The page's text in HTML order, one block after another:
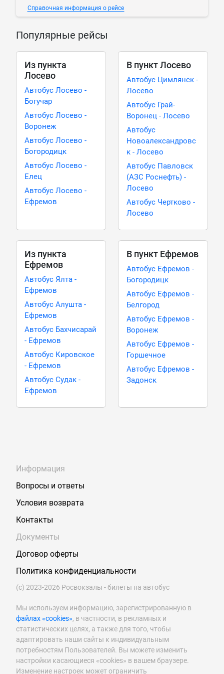
Справочная информация о рейсе
Популярные рейсы
Из пункта
Лосево
Автобус Лосево -
Богучар
Автобус Лосево -
Воронеж
Автобус Лосево -
Богородицк
Автобус Лосево -
Елец
Автобус Лосево -
Ефремов
В пункт Лосево
Автобус Цимлянск -
Лосево
Автобус Грай-
Воронец - Лосево
Автобус
Новоалександровс
к - Лосево
Автобус Павловск
(АЗС Роснефть) -
Лосево
Автобус Чертково -
Лосево
Из пункта
Ефремов
Автобус Ялта -
Ефремов
Автобус Алушта -
Ефремов
Автобус Бахчисарай
- Ефремов
Автобус Кировское
- Ефремов
Автобус Судак -
Ефремов
В пункт Ефремов
Автобус Ефремов -
Богородицк
Автобус Ефремов -
Белгород
Автобус Ефремов -
Воронеж
Автобус Ефремов -
Горшечное
Автобус Ефремов -
Задонск
Информация
Вопросы и ответы
Условия возврата
Контакты
Документы
Договор оферты
Политика конфиденциальности
(с) 2023-2026 Росвокзалы - билеты на автобус
Мы используем информацию, зарегистрированную в
файлах «cookies», в частности, в рекламных и
статистических целях, а также для того, чтобы
адаптировать наши сайты к индивидуальным
потребностям Пользователей. Вы можете изменить
настройки касающиеся «cookies» в вашем браузере.
Изменение настроек может ограничить